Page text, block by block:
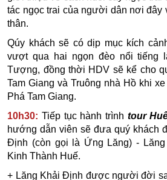
tác ngọc trai của người dân nơi đây
thân.
Qúy khách sẽ có dịp mục kích
vượt qua hai ngọn đèo nổi tiếng
Tượng, đồng thời HDV sẽ kể cho
Tam Giang và Truông nhà Hồ khi
Phá Tam Giang.
10h30: Tiếp tục hành trình tour
hướng dẫn viên sẽ đưa quý khách
Định (còn gọi là Ứng Lăng) -
Kinh Thành Huế.
+ Lăng Khải Định được người đời